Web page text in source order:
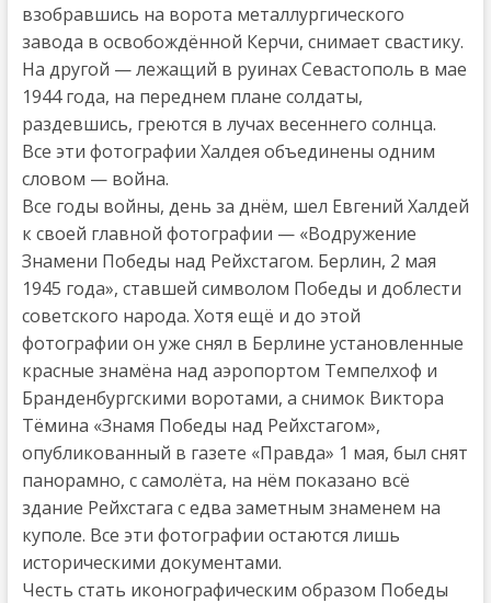
взобравшись на ворота металлургического
завода в освобождённой Керчи, снимает свастику.
На другой — лежащий в руинах Севастополь в мае
1944 года, на переднем плане солдаты,
раздевшись, греются в лучах весеннего солнца.
Все эти фотографии Халдея объединены одним
словом — война.
Все годы войны, день за днём, шел Евгений Халдей
к своей главной фотографии — «Водружение
Знамени Победы над Рейхстагом. Берлин, 2 мая
1945 года», ставшей символом Победы и доблести
советского народа. Хотя ещё и до этой
фотографии он уже снял в Берлине установленные
красные знамёна над аэропортом Темпелхоф и
Бранденбургскими воротами, а снимок Виктора
Тёмина «Знамя Победы над Рейхстагом»,
опубликованный в газете «Правда» 1 мая, был снят
панорамно, с самолёта, на нём показано всё
здание Рейхстага с едва заметным знаменем на
куполе. Все эти фотографии остаются лишь
историческими документами.
Честь стать иконографическим образом Победы